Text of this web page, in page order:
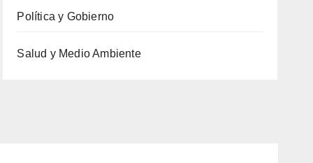
Política y Gobierno
Salud y Medio Ambiente